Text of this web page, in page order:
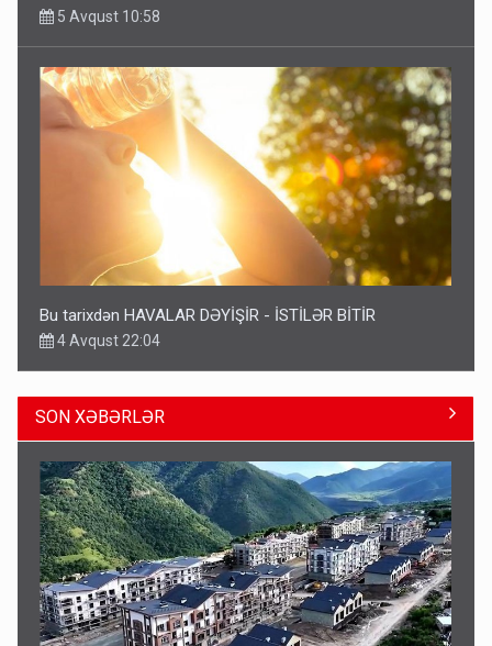
5 Avqust 10:58
Bu tarixdən HAVALAR DƏYİŞİR - İSTİLƏR BİTİR
4 Avqust 22:04
ŞOK! David Seliverstov ölkədən qaçdı
SON XƏBƏRLƏR